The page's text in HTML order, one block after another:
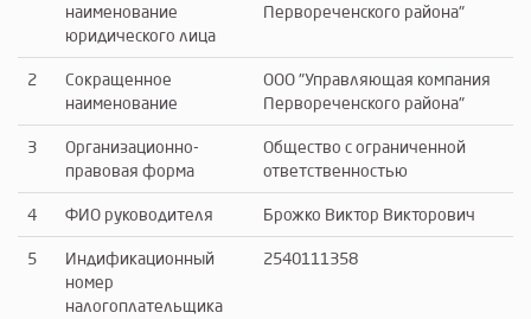
наименование
юридического лица
Первореченского района"
2
Сокращенное
наименование
ООО "Управляющая компания
Первореченского района"
3
Организационно-
правовая форма
Общество с ограниченной
ответственностью
4 ФИО руководителя Брожко Виктор Викторович
5
Индификационный
номер
налогоплательщика
2540111358